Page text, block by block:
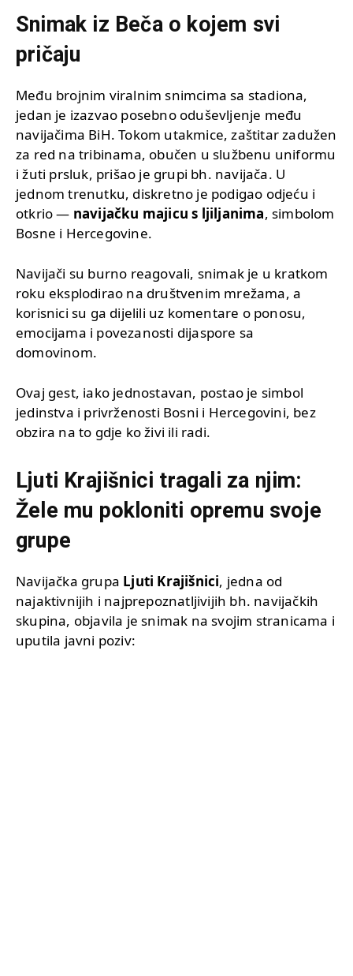
Snimak iz Beča o kojem svi
pričaju
Među brojnim viralnim snimcima sa stadiona,
jedan je izazvao posebno oduševljenje među
navijačima BiH. Tokom utakmice, zaštitar zadužen
za red na tribinama, obučen u službenu uniformu
i žuti prsluk, prišao je grupi bh. navijača. U
jednom trenutku, diskretno je podigao odjeću i
otkrio — navijačku majicu s ljiljanima, simbolom
Bosne i Hercegovine.
Navijači su burno reagovali, snimak je u kratkom
roku eksplodirao na društvenim mrežama, a
korisnici su ga dijelili uz komentare o ponosu,
emocijama i povezanosti dijaspore sa
domovinom.
Ovaj gest, iako jednostavan, postao je simbol
jedinstva i privrženosti Bosni i Hercegovini, bez
obzira na to gdje ko živi ili radi.
Ljuti Krajišnici tragali za njim:
Žele mu pokloniti opremu svoje
grupe
Navijačka grupa Ljuti Krajišnici, jedna od
najaktivnijih i najprepoznatljivijih bh. navijačkih
skupina, objavila je snimak na svojim stranicama i
uputila javni poziv: